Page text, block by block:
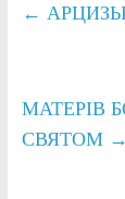
←
МАТЕРІВ
СВЯТОМ →